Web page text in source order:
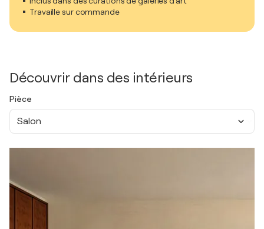
Travaille sur commande
Découvrir dans des intérieurs
Pièce
Salon